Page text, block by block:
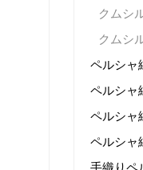
クムシ
クムシ
ペルシャ
ペルシャ
ペルシャ
ペルシャ
手織りペ